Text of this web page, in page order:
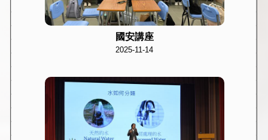
國安講座
2025-11-14